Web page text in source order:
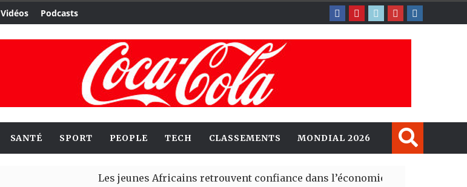
Vidéos Podcasts
SANTÉ SPORT PEOPLE TECH CLASSEMENTS MONDIAL 2026
Les jeunes Africains retrouvent confiance dans l’économie, mais trois grands